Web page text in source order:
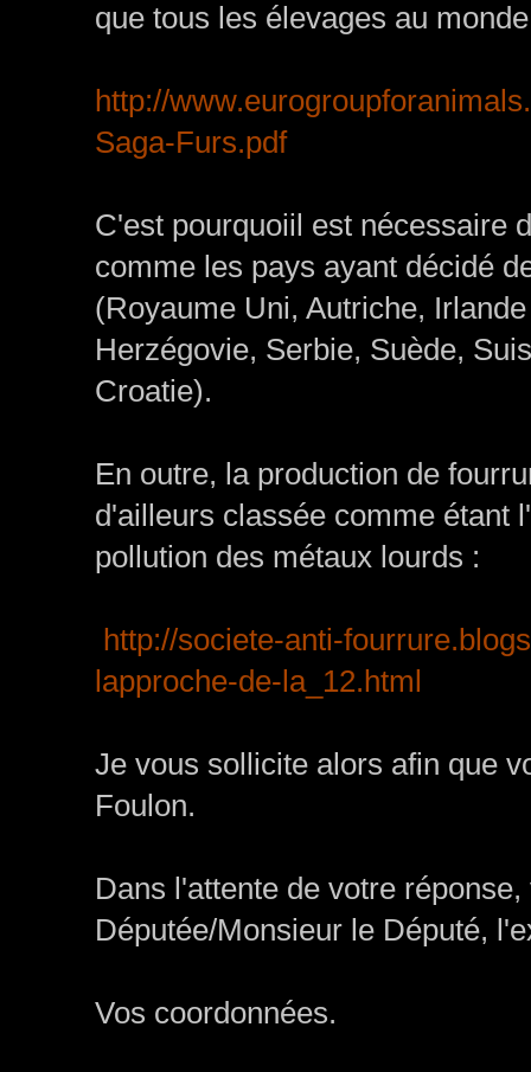
que tous les élevages au
http://
Saga-Furs.pdf
C'est pourquoiil est nécessaire
comme les pays ayant décidé
(Royaume Uni, Autriche,
Herzégovie, Serbie, Suède,
Croatie).
En outre, la production de
d'ailleurs classée comme étant
pollution des métaux lourds :
http://societe-anti-
lapproche-de-la_12.html
Je vous sollicite alors afin que
Foulon.
Dans l'attente de votre
Députée/Monsieur le Député,
Vos coordonnées.